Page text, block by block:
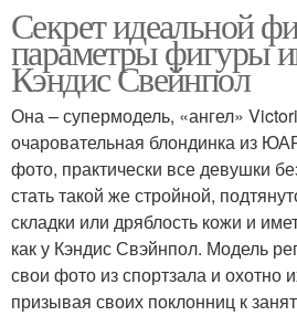
Секрет идеальной
параметры фигуры
Кэндис Свейнпол
Она – супермодель, «ангел»
очаровательная блондинка из
фото, практически все девушки
стать такой же стройной,
складки или дряблость кожи и
как у Кэндис Свэйнпол. Модель
свои фото из спортзала и охотно
призывая своих поклонниц к